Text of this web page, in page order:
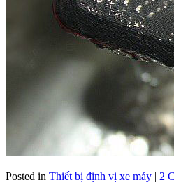
Posted in Thiết bị định vị xe máy | 2